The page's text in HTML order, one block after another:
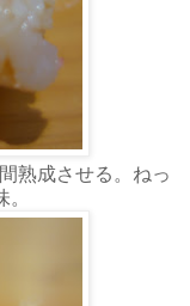
熟成させる。ねっ